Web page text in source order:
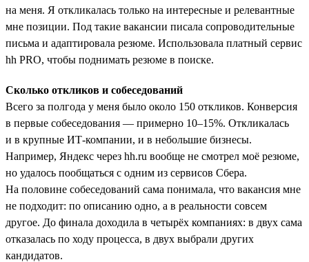
на меня. Я откликалась только на интересные и релевантные
мне позиции. Под такие вакансии писала сопроводительные
письма и адаптировала резюме. Использовала платный сервис
hh PRO, чтобы поднимать резюме в поиске.
Сколько откликов и собеседований
Всего за полгода у меня было около 150 откликов. Конверсия
в первые собеседования — примерно 10–15%. Откликалась
и в крупные ИТ-компании, и в небольшие бизнесы.
Например, Яндекс через hh.ru вообще не смотрел моё резюме,
но удалось пообщаться с одним из сервисов Сбера.
На половине собеседований сама понимала, что вакансия мне
не подходит: по описанию одно, а в реальности совсем
другое. До финала доходила в четырёх компаниях: в двух сама
отказалась по ходу процесса, в двух выбрали других
кандидатов.